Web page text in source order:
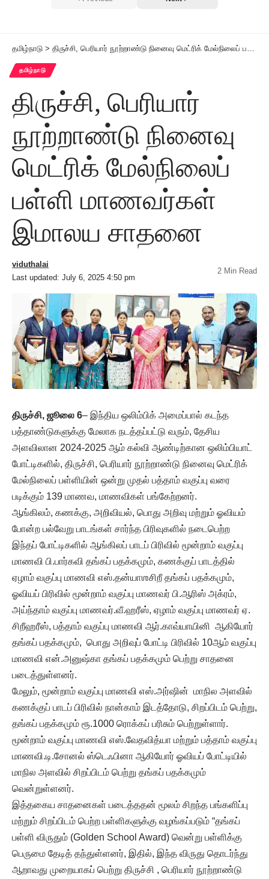
தமிழ்நாடு > திருச்சி, பெரியார் நூற்றாண்டு நினைவு மெட்ரிக் மேல்நிலைப் பள்ளி மாணவர்கள் இமாலய சாதனை
தமிழ்நாடு
திருச்சி, பெரியார்
நூற்றாண்டு நினைவு
மெட்ரிக் மேல்நிலைப்
பள்ளி மாணவர்கள்
இமாலய சாதனை
Last updated: July 6, 2025 4:50 pm
viduthalai
2 Min Read
திருச்சி, ஜூலை 6– இந்திய ஒலிம்பிக் அமைப்பால் கடந்த
பத்தாண்டுகளுக்கு மேலாக நடத்தப்பட்டு வரும், தேசிய
அளவிலான 2024-2025 ஆம் கல்வி ஆண்டிற்கான ஒலிம்பியாட்
போட்டிகளில், திருச்சி, பெரியார் நூற்றாண்டு நினைவு மெட்ரிக்
மேல்நிலைப் பள்ளியின் ஒன்று முதல் பத்தாம் வகுப்பு வரை
படிக்கும் 139 மாணவ, மாணவிகள் பங்கேற்றனர்.
ஆங்கிலம், கணக்கு, அறிவியல், பொது அறிவு மற்றும் ஓவியம்
போன்ற பல்வேறு பாடங்கள் சார்ந்த பிரிவுகளில் நடைபெற்ற
இந்தப் போட்டிகளில் ஆங்கிலப் பாடப் பிரிவில் மூன்றாம் வகுப்பு
மாணவி பி.பார்கவி தங்கப் பதக்கமும், கணக்குப் பாடத்தில்
ஏழாம் வகுப்பு மாணவி எஸ்.தன்யாஶசிறீ தங்கப் பதக்கமும்,
ஓவியப் பிரிவில் மூன்றாம் வகுப்பு மாணவர் பி.ஆரிஸ் அக்ரம்,
அய்ந்தாம் வகுப்பு மாணவர்.வீ.ஹரீஸ், ஏழாம் வகுப்பு மாணவர் ஏ.
சிறீஹரீஸ், பத்தாம் வகுப்பு மாணவி ஆர்.காவ்யாயினி ஆகியோர்
தங்கப் பதக்கமும், பொது அறிவுப் போட்டி பிரிவில் 10ஆம் வகுப்பு
மாணவி என்.அனுஷ்கா தங்கப் பதக்கமும் பெற்று சாதனை
படைத்துள்ளனர்.
மேலும், மூன்றாம் வகுப்பு மாணவி எஸ்.அர்ஷின் மாநில அளவில்
கணக்குப் பாடப் பிரிவில் நான்காம் இடத்தோடு, சிறப்பிடம் பெற்று,
தங்கப் பதக்கமும் ரூ.1000 ரொக்கப் பரிசும் பெற்றுள்ளார்.
மூன்றாம் வகுப்பு மாணவி எஸ்.வேதவித்யா மற்றும் பத்தாம் வகுப்பு
மாணவி.டி.சோனல் ஸ்டெஃபினா ஆகியோர் ஓவியப் போட்டியில்
மாநில அளவில் சிறப்பிடம் பெற்று தங்கப் பதக்கமும்
வென்றுள்ளனர்.
இத்தகைய சாதனைகள் படைத்ததன் மூலம் சிறந்த பங்களிப்பு
மற்றும் சிறப்பிடம் பெற்ற பள்ளிகளுக்கு வழங்கப்படும் “தங்கப்
பள்ளி விருதும் (Golden School Award) வென்று பள்ளிக்கு
பெருமை தேடித் தந்துள்ளனர், இதில், இந்த விருது தொடர்ந்து
ஆறாவது முறையாகப் பெற்று திருச்சி , பெரியார் நூற்றாண்டு